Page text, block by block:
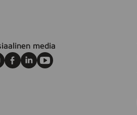
media
Facebook
LinkedInYoutube